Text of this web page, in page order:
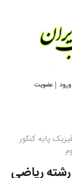
ورود عضویت
پایه کنکور
ریاضی